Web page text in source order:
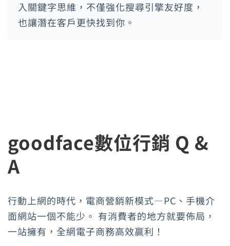
入關鍵字思維，不僅強化搜尋引擎友好度，
也讓潛在客戶更快找到你。
goodface數位行銷 Q &
A
行動上網的時代，電商營銷新模式—PC、手機介
面網站一個不能少。 有消費者的地方就要佈局，
一站擁有，全網電子商務高效贏利！